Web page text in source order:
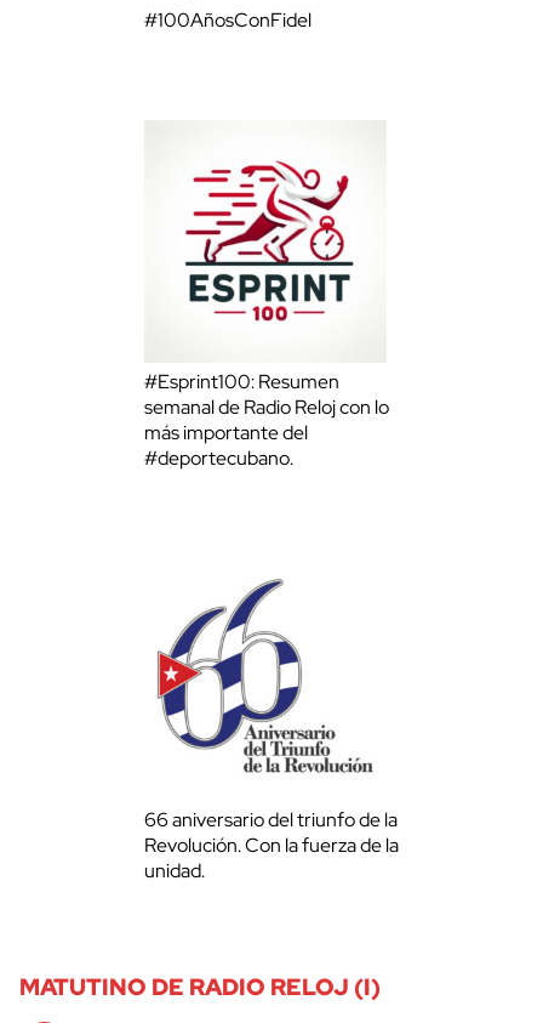
#100AñosConFidel
#Esprint100: Resumen
semanal de Radio Reloj con lo
más importante del
#deportecubano.
66 aniversario del triunfo de la
Revolución. Con la fuerza de la
unidad.
MATUTINO DE RADIO RELOJ (I)